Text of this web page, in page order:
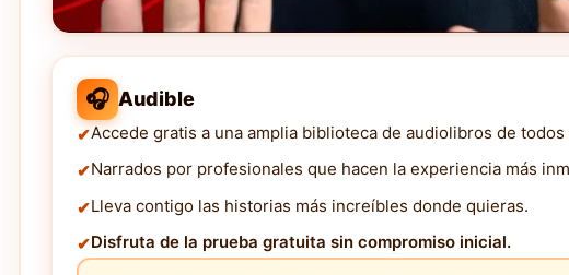
🎧 Audible
Accede gratis a una amplia biblioteca de audiolibros de
Narrados por profesionales que hacen la experiencia más
Lleva contigo las historias más increíbles donde quieras.
Disfruta de la prueba gratuita sin compromiso inicial.